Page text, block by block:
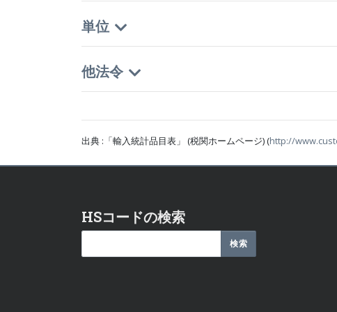
単位
他法令
出典 :「輸入統計品目表」 (税関ホームページ) (http://
HSコードの検索